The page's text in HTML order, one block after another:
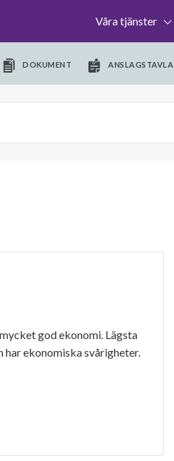
Våra tjänster
DOKUMENT ANSLAGSTAVLA
god ekonomi. Lägsta
ekonomiska svårigheter.